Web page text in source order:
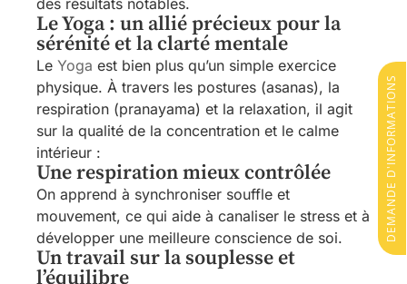
des résultats notables.
Le Yoga : un allié précieux pour la
sérénité et la clarté mentale
Le Yoga est bien plus qu’un simple exercice
physique. À travers les postures (asanas), la
respiration (pranayama) et la relaxation, il agit
sur la qualité de la concentration et le calme
intérieur :
Une respiration mieux contrôlée
On apprend à synchroniser souffle et
mouvement, ce qui aide à canaliser le stress et à
développer une meilleure conscience de soi.
Un travail sur la souplesse et
l’équilibre
DEMANDE D'INFORMATIONS